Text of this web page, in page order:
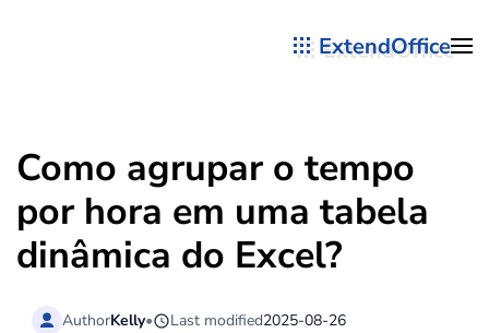
ExtendOffice
Como agrupar o tempo
por hora em uma tabela
dinâmica do Excel?
AuthorKelly• Last modified2025-08-26